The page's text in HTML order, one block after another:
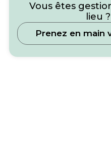
Vous êtes
lieu ?
Prenez en main